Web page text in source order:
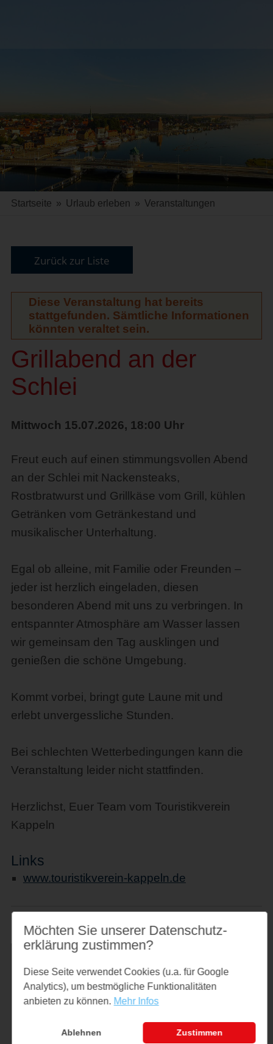
Startseite » Urlaub erleben » Veranstaltungen
Zurück zur Liste
Diese Veranstaltung hat bereits
stattgefunden. Sämtliche Informationen
könnten veraltet sein.
Grillabend an der
Schlei
Mittwoch 15.07.2026, 18:00 Uhr
Freut euch auf einen stimmungsvollen Abend
an der Schlei mit Nackensteaks,
Rostbratwurst und Grillkäse vom Grill, kühlen
Getränken vom Getränkestand und
musikalischer Unterhaltung.
Egal ob alleine, mit Familie oder Freunden –
jeder ist herzlich eingeladen, diesen
besonderen Abend mit uns zu verbringen. In
entspannter Atmosphäre am Wasser lassen
wir gemeinsam den Tag ausklingen und
genießen die schöne Umgebung.
Kommt vorbei, bringt gute Laune mit und
erlebt unvergessliche Stunden.
Bei schlechten Wetterbedingungen kann die
Veranstaltung leider nicht stattfinden.
Herzlichst, Euer Team vom Touristikverein
Kappeln
Links
www.touristikverein-kappeln.de
Möchten Sie unserer Datenschutz­
erklärung zustimmen?
Diese Seite verwendet Cookies (u.a. für Google
Analytics), um bestmögliche Funktionalitäten
anbieten zu können. Mehr Infos
Ablehnen Zustimmen